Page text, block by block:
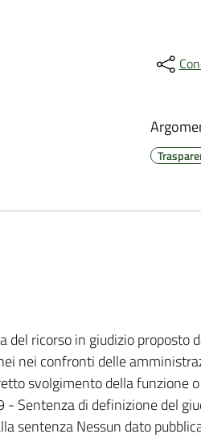
ricorso in giudizio proposto
nei confronti delle
svolgimento della funzione
Sentenza di definizione del
sentenza Nessun dato